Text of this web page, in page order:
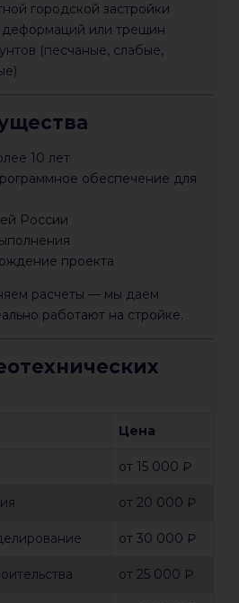
городской застройки
или трещин
(песчаные, слабые,
10 лет
обеспечение для
России
проекта
расчеты — мы даем
работают на стройке.
Цена
от 15 000 ₽
от 20 000 ₽
от 30 000 ₽
от 25 000 ₽